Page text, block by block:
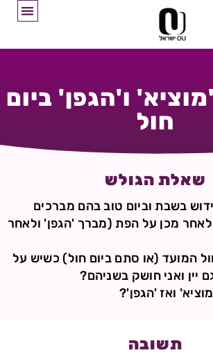
ו'הגפן' ביום
חול
שאלת הגולש
בשבת וביום טוב בהם מברכים
מכן על הפת (מברך 'הגפן' ולאחר
המועד (או סתם ביום חול) כשיש על
יין ואני חושק בשניהם?
ואז 'הגפן'?
תשובה